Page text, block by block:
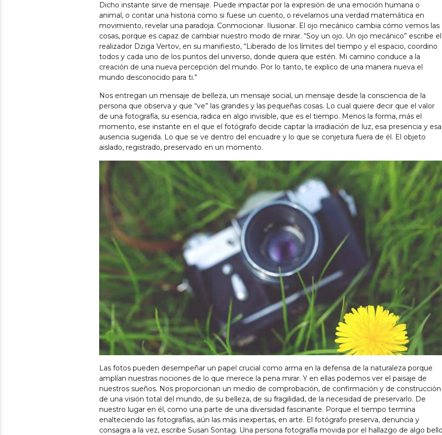
Dicho instante sirve de mensaje. Puede impactar por la expresión de una emoción humana o
animal, o contar una historia como si fuese un cuento, o revelarnos una verdad matemática en
movimiento, revelar una paradoja. Conmocionar. Ilusionar. El ojo mecánico cambia cómo vemos las
cosas, porque es capaz de cambiar nuestro modo de mirar. “Soy un ojo. Un ojo mecánico” escribe el
realizador Dziga Vertov, en su manifiesto, “Liberado de los límites del tiempo y el espacio, coordino
todos y cada uno de los puntos del universo, donde quiera que estén. Mi camino conduce a la
creación de una nueva percepción del mundo. Por lo tanto, te explico de una manera nueva el
mundo desconocido para ti.”
Nos entregan un mensaje de belleza, un mensaje social, un mensaje desde la consciencia de la
persona que observa y que “ve” las grandes y las pequeñas cosas. Lo cual quiere decir que el valor
de una fotografía, su esencia, radica en algo invisible, que es el tiempo. Menos la forma, más el
momento, ese instante en el que el fotógrafo decide captar la irradiación de luz, esa presencia y esa
ausencia sugerida. Lo que se ve dentro del encuadre y lo que se conjetura fuera de él. El objeto
aislado, registrado, preservado en un momento.
Las fotos pueden desempeñar un papel crucial como arma en la defensa de la naturaleza porque
amplían nuestras nociones de lo que merece la pena mirar. Y en ellas podemos ver el paisaje de
nuestros sueños. Nos proporcionan un medio de comprobación, de confirmación y de construcción
de una visión total del mundo, de su belleza, de su fragilidad, de la necesidad de preservarlo. De
nuestro lugar en él, como una parte de una diversidad fascinante. Porque el tiempo termina
enalteciendo las fotografías, aún las más inexpertas, en arte. El fotógrafo preserva, denuncia y
consagra a la vez, escribe Susan Sontag. Una persona fotografía movida por el hallazgo de algo